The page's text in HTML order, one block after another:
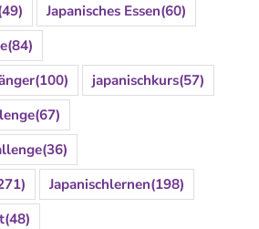
Japanisches Essen(60)
(84)
(100) japanischkurs(57)
(67)
(36)
Japanischlernen(198)
(48)